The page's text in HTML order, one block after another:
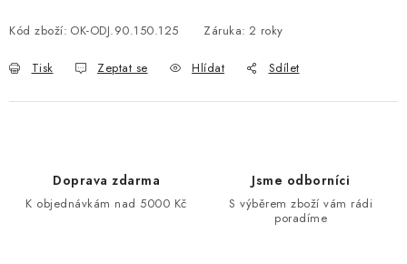
Kód zboží: OK-ODJ.90.150.125 Záruka: 2 roky
Tisk Zeptat se Hlídat Sdílet
Doprava zdarma
K objednávkám nad 5000 Kč
Jsme odborníci
S výběrem zboží vám rádi
poradíme